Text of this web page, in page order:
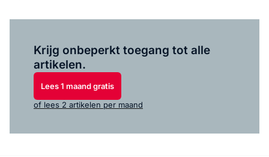
Krijg onbeperkt toegang tot alle
artikelen.
Lees 1 maand gratis
of lees 2 artikelen per maand